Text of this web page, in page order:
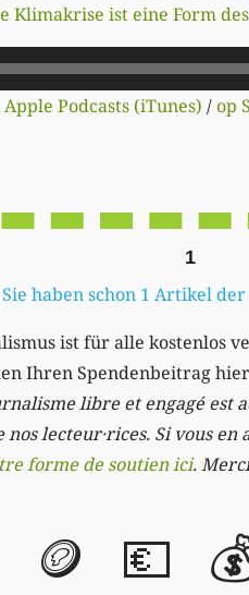
Klimakrise ist eine Form
Podcasts (iTunes) /op
1
Sie haben schon 1 Artikel
ist für alle kostenlos
Ihren Spendenbeitrag
libre et engagé est
lecteur·rices. Si vous
forme de soutien ici.
🪙 💶